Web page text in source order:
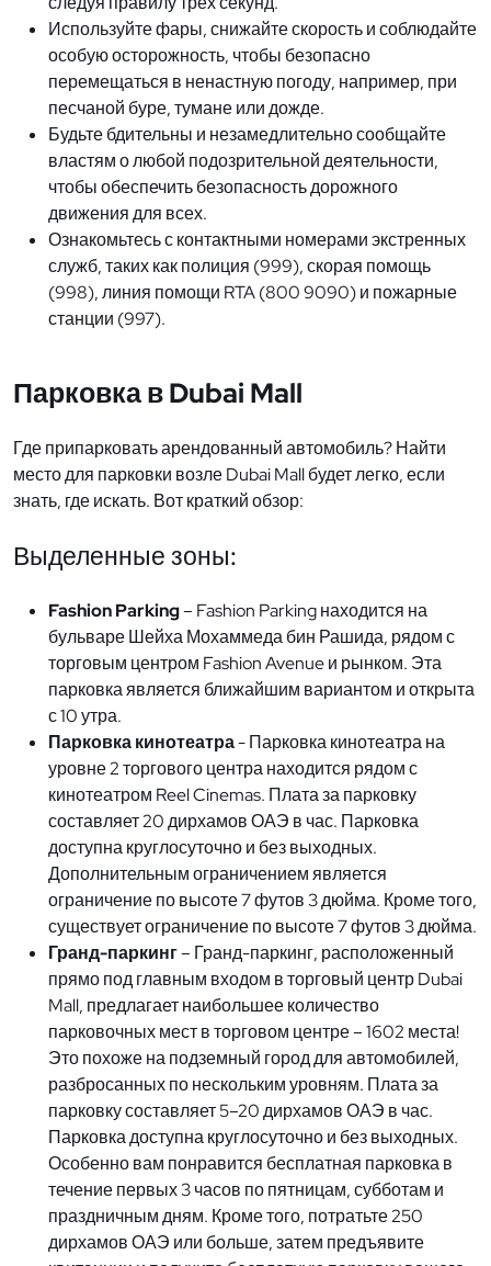
Используйте фары, снижайте скорость и соблюдайте
особую осторожность, чтобы безопасно
перемещаться в ненастную погоду, например, при
песчаной буре, тумане или дожде.
Будьте бдительны и незамедлительно сообщайте
властям о любой подозрительной деятельности,
чтобы обеспечить безопасность дорожного
движения для всех.
Ознакомьтесь с контактными номерами экстренных
служб, таких как полиция (999), скорая помощь
(998), линия помощи RTA (800 9090) и пожарные
станции (997).
Парковка в Dubai Mall
Где припарковать арендованный автомобиль? Найти
место для парковки возле Dubai Mall будет легко, если
знать, где искать. Вот краткий обзор:
Выделенные зоны:
Fashion Parking– Fashion Parking находится на
бульваре Шейха Мохаммеда бин Рашида, рядом с
торговым центром Fashion Avenue и рынком. Эта
парковка является ближайшим вариантом и открыта
с 10 утра.
Парковка кинотеатра- Парковка кинотеатра на
уровне 2 торгового центра находится рядом с
кинотеатром Reel Cinemas. Плата за парковку
составляет 20 дирхамов ОАЭ в час. Парковка
доступна круглосуточно и без выходных.
Дополнительным ограничением является
ограничение по высоте 7 футов 3 дюйма. Кроме того,
существует ограничение по высоте 7 футов 3 дюйма.
Гранд-паркинг– Гранд-паркинг, расположенный
прямо под главным входом в торговый центр Dubai
Mall, предлагает наибольшее количество
парковочных мест в торговом центре – 1602 места!
Это похоже на подземный город для автомобилей,
разбросанных по нескольким уровням. Плата за
парковку составляет 5–20 дирхамов ОАЭ в час.
Парковка доступна круглосуточно и без выходных.
Особенно вам понравится бесплатная парковка в
течение первых 3 часов по пятницам, субботам и
праздничным дням. Кроме того, потратьте 250
дирхамов ОАЭ или больше, затем предъявите